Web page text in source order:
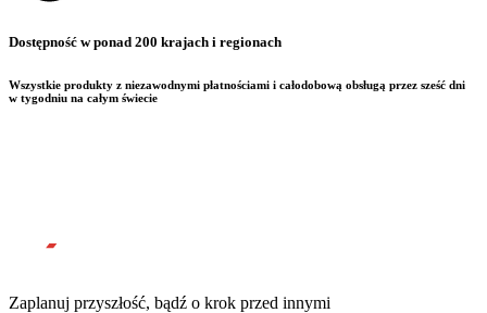
Dostępność w ponad 200 krajach i regionach
Wszystkie produkty z niezawodnymi płatnościami i całodobową obsługą przez sześć dni
w tygodniu na całym świecie
Zaplanuj przyszłość, bądź o krok przed innymi